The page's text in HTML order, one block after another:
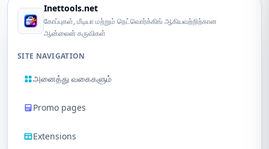
Inettools.net
கோப்புகள், மீடியா மற்றும் நெட்வொர்க்கிங் ஆகியவற்றிற்கான
ஆன்லைன் கருவிகள்
SITE NAVIGATION
அனைத்து வகைகளும்
Promo pages
Extensions